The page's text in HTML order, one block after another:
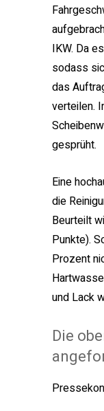
IKW. Da
sodass
das
verteilen.
gesprüht.
Eine
die
Beurteilt
Punkte).
Prozent
und Lack
Die